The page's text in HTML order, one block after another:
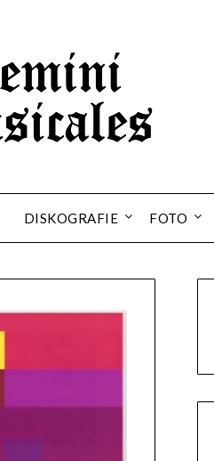
DISKOGRAFIE FOTO